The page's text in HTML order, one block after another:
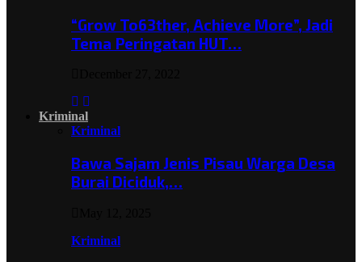
“Grow To63ther, Achieve More”, Jadi
Tema Peringatan HUT…
Kriminal
Kriminal
Bawa Sajam Jenis Pisau Warga Desa
Burai Diciduk,…
Kriminal